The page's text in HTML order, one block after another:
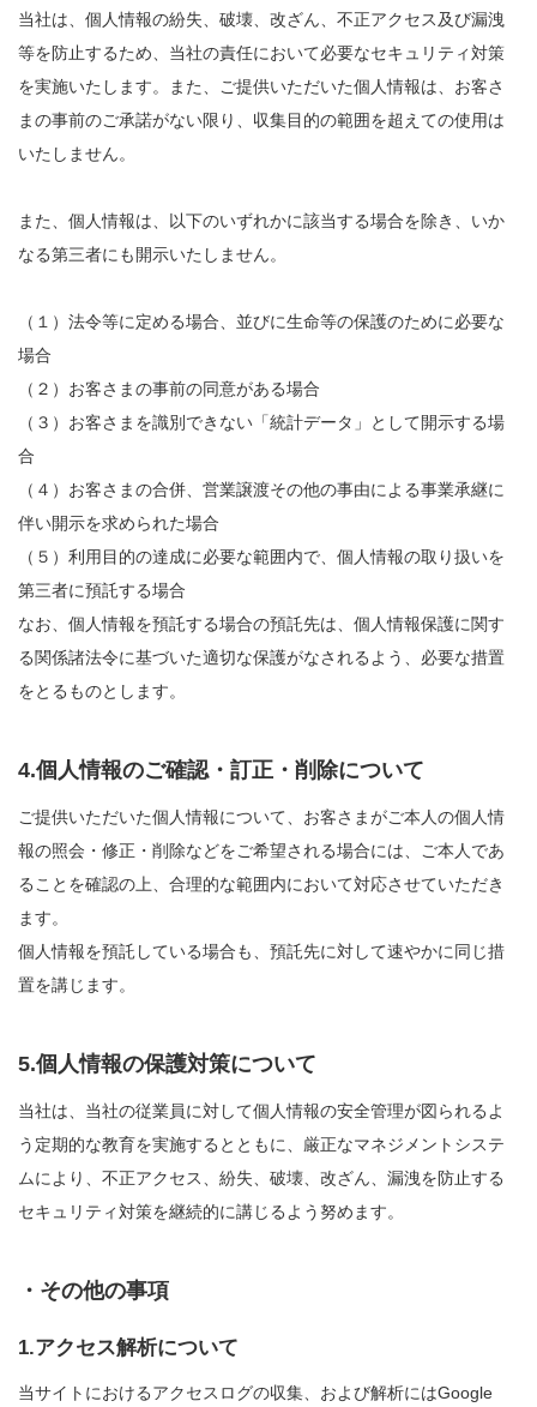
当社は、個人情報の紛失、破壊、改ざん、不正アクセス及び漏洩
等を防止するため、当社の責任において必要なセキュリティ対策
を実施いたします。また、ご提供いただいた個人情報は、お客さ
まの事前のご承諾がない限り、収集目的の範囲を超えての使用は
いたしません。
また、個人情報は、以下のいずれかに該当する場合を除き、いか
なる第三者にも開示いたしません。
（１）法令等に定める場合、並びに生命等の保護のために必要な
場合
（２）お客さまの事前の同意がある場合
（３）お客さまを識別できない「統計データ」として開示する場
合
（４）お客さまの合併、営業譲渡その他の事由による事業承継に
伴い開示を求められた場合
（５）利用目的の達成に必要な範囲内で、個人情報の取り扱いを
第三者に預託する場合
なお、個人情報を預託する場合の預託先は、個人情報保護に関す
る関係諸法令に基づいた適切な保護がなされるよう、必要な措置
をとるものとします。
4.個人情報のご確認・訂正・削除について
ご提供いただいた個人情報について、お客さまがご本人の個人情
報の照会・修正・削除などをご希望される場合には、ご本人であ
ることを確認の上、合理的な範囲内において対応させていただき
ます。
個人情報を預託している場合も、預託先に対して速やかに同じ措
置を講じます。
5.個人情報の保護対策について
当社は、当社の従業員に対して個人情報の安全管理が図られるよ
う定期的な教育を実施するとともに、厳正なマネジメントシステ
ムにより、不正アクセス、紛失、破壊、改ざん、漏洩を防止する
セキュリティ対策を継続的に講じるよう努めます。
・その他の事項
1.アクセス解析について
当サイトにおけるアクセスログの収集、および解析にはGoogle